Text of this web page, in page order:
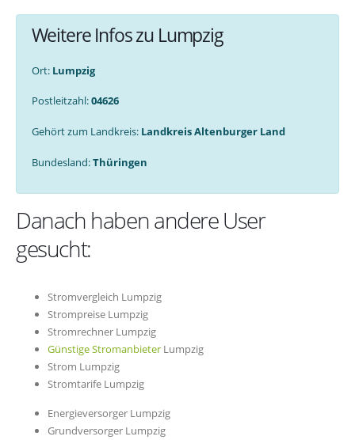
Weitere Infos zu Lumpzig
Ort: Lumpzig
Postleitzahl:04626
Gehört zum Landkreis: Landkreis Altenburger Land
Bundesland:Thüringen
Danach haben andere User
gesucht:
Stromvergleich Lumpzig
Strompreise Lumpzig
Stromrechner Lumpzig
Günstige Stromanbieter Lumpzig
Strom Lumpzig
Stromtarife Lumpzig
Energieversorger Lumpzig
Grundversorger Lumpzig